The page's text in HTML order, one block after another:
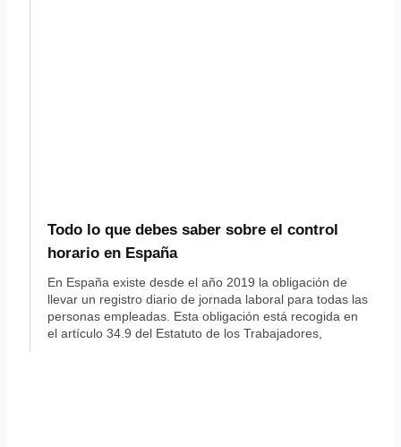
Todo lo que debes saber sobre el control
horario en España
En España existe desde el año 2019 la obligación de
llevar un registro diario de jornada laboral para todas las
personas empleadas. Esta obligación está recogida en
el artículo 34.9 del Estatuto de los Trabajadores,